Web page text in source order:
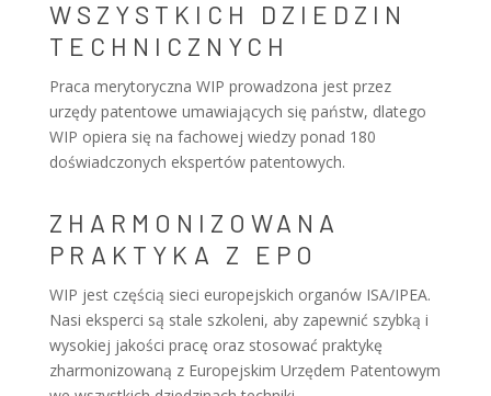
WSZYSTKICH DZIEDZIN
TECHNICZNYCH
Praca merytoryczna WIP prowadzona jest przez
urzędy patentowe umawiających się państw, dlatego
WIP opiera się na fachowej wiedzy ponad 180
doświadczonych ekspertów patentowych.
ZHARMONIZOWANA
PRAKTYKA Z EPO
WIP jest częścią sieci europejskich organów ISA/IPEA.
Nasi eksperci są stale szkoleni, aby zapewnić szybką i
wysokiej jakości pracę oraz stosować praktykę
zharmonizowaną z Europejskim Urzędem Patentowym